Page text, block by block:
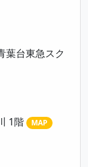
葉台東急スク
1階
MAP